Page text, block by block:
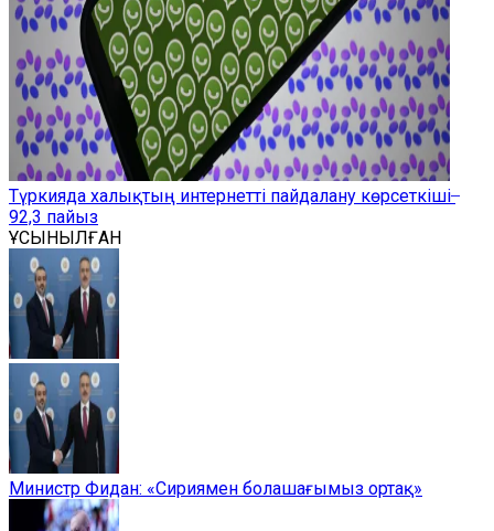
Түркияда халықтың интернетті пайдалану көрсеткіші ̶
92,3 пайыз
ҰСЫНЫЛҒАН
Министр Фидан: «Сириямен болашағымыз ортақ»